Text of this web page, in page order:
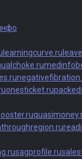
learningcurve.ru
onesticket.ru
sagprofile.ru